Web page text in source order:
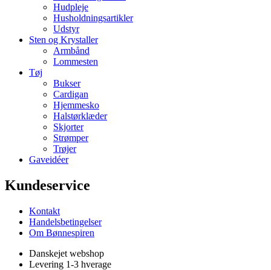
Hudpleje
Husholdningsartikler
Udstyr
Sten og Krystaller
Armbånd
Lommesten
Tøj
Bukser
Cardigan
Hjemmesko
Halstørklæder
Skjorter
Strømper
Trøjer
Gaveidéer
Kundeservice
Kontakt
Handelsbetingelser
Om Bønnespiren
Danskejet webshop
Levering 1-3 hverage